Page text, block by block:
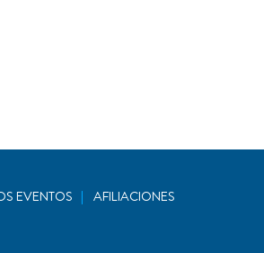
EVENTOS
AFILIACIONES